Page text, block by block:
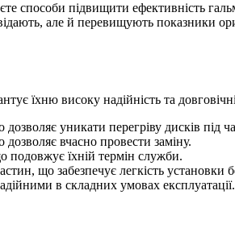
способи підвищити ефективність
але й перевищують показники
їхню високу надійність та
уникати перегріву дисків під
вчасно провести заміну.
подовжує їхній термін служби.
що забезпечує легкість установки
в складних умовах експлуатації.